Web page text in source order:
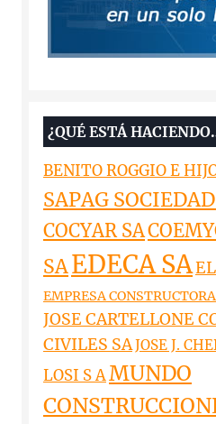
¿QUÉ ESTÁ
BENITO ROGGIO E
SAPAG
COCYAR SA
SAEDECA SA
EMPRESA
JOSE CARTELLONE
CIVILES SAJOSE J.
LOSI S AMUNDO